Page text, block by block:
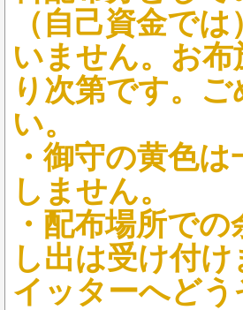
（自己資金で
いません。お布
り次第です。ご
い。
・御守の黄色
しません。
・配布場所での
し出は受け付け
イッターへどう